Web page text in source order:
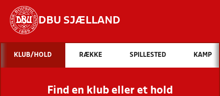
DBU SJÆLLAND
Hvad vil du søge efter?
INDHOLD OG NYHEDER
STILLINGER, RESULTATER, KLUBBER OG
KLUB/HOLD RÆKKE SPILLESTED KAMP
Find en klub eller et hold